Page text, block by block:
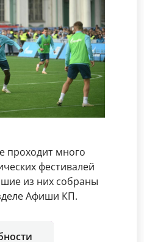
проходит много
фестивалей
из них собраны
Афиши КП.